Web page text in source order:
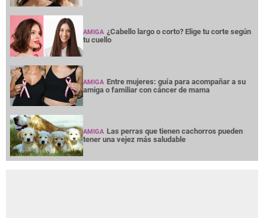
AMIGA ¿Cabello largo o corto? Elige tu corte según
tu cuello
AMIGA Entre mujeres: guía para acompañar a su
amiga o familiar con cáncer de mama
AMIGA Las perras que tienen cachorros pueden
tener una vejez más saludable